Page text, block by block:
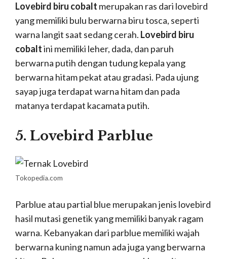
Lovebird biru cobalt merupakan ras dari lovebird
yang memiliki bulu berwarna biru tosca, seperti
warna langit saat sedang cerah. Lovebird biru
cobaltini memiliki leher, dada, dan paruh
berwarna putih dengan tudung kepala yang
berwarna hitam pekat atau gradasi. Pada ujung
sayap juga terdapat warna hitam dan pada
matanya terdapat kacamata putih.
5. Lovebird Parblue
Tokopedia.com
Parblue atau partial blue merupakan jenis lovebird
hasil mutasi genetik yang memiliki banyak ragam
warna. Kebanyakan dari parblue memiliki wajah
berwarna kuning namun ada juga yang berwarna